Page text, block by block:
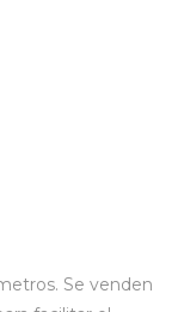
Se venden